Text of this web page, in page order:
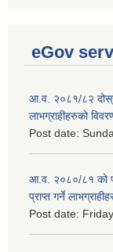
eGov
आ.व. २०८१/८२ दोस्रो
लाभग्राहीहरुको
Post date:
आ.व. २०८०/८१ को
प्राप्त गर्ने
Post date: